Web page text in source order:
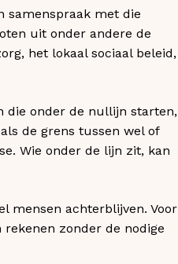
samenspraak met die
uit onder andere de
het lokaal sociaal beleid,
die onder de nullijn starten,
de grens tussen wel of
Wie onder de lijn zit, kan
mensen achterblijven. Voor
zonder de nodige